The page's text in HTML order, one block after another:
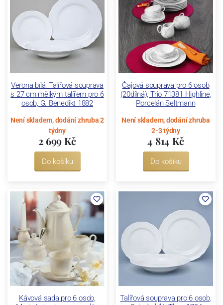
Verona bílá: Talířová souprava
s 27 cm mělkým talířem pro 6
osob, G. Benedikt 1882
Není skladem, dodání zhruba 2
týdny
2 699 Kč
Do košíku
Čajová souprava pro 6 osob
(20dílná), Trio 71381 Highline,
Porcelán Seltmann
Není skladem, dodání zhruba
2-3 týdny
4 814 Kč
Do košíku
Kávová sada pro 6 osob,
Talířová souprava pro 6 osob,